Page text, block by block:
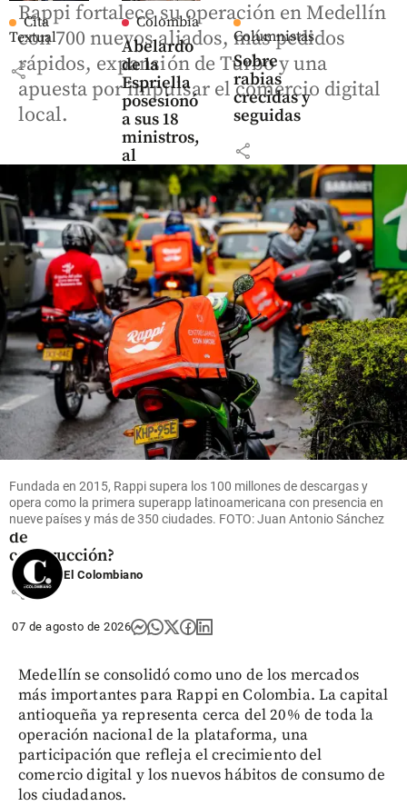
Cita
Textual
share
Colombia
Abelardo
de la
Espriella
posesionó
a sus 18
ministros,
al
director
del Dapre
y a la
consejera
para las
regiones
share
Columnistas
Sobre
rabias
crecidas y
seguidas
share
Columnistas
De la
Espriella: ¿un
presidente de
ruptura o un
mandatario
de
construcción?
share
Rappi fortalece su operación en Medellín
con 700 nuevos aliados, más pedidos
rápidos, expansión de Turbo y una
apuesta por impulsar el comercio digital
local.
Fundada en 2015, Rappi supera los 100 millones de descargas y
opera como la primera superapp latinoamericana con presencia en
nueve países y más de 350 ciudades. FOTO: Juan Antonio Sánchez
El Colombiano
07 de agosto de 2026
Medellín se consolidó como uno de los mercados
más importantes para Rappi en Colombia. La capital
antioqueña ya representa cerca del 20% de toda la
operación nacional de la plataforma, una
participación que refleja el crecimiento del
comercio digital y los nuevos hábitos de consumo de
los ciudadanos.